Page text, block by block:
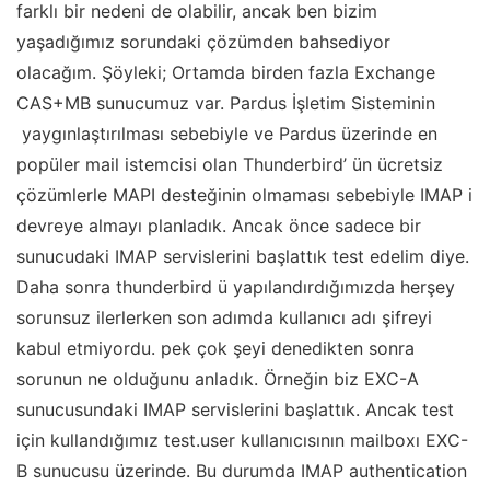
farklı bir nedeni de olabilir, ancak ben bizim
yaşadığımız sorundaki çözümden bahsediyor
olacağım. Şöyleki; Ortamda birden fazla Exchange
CAS+MB sunucumuz var. Pardus İşletim Sisteminin
yaygınlaştırılması sebebiyle ve Pardus üzerinde en
popüler mail istemcisi olan Thunderbird’ ün ücretsiz
çözümlerle MAPI desteğinin olmaması sebebiyle IMAP i
devreye almayı planladık. Ancak önce sadece bir
sunucudaki IMAP servislerini başlattık test edelim diye.
Daha sonra thunderbird ü yapılandırdığımızda herşey
sorunsuz ilerlerken son adımda kullanıcı adı şifreyi
kabul etmiyordu. pek çok şeyi denedikten sonra
sorunun ne olduğunu anladık. Örneğin biz EXC-A
sunucusundaki IMAP servislerini başlattık. Ancak test
için kullandığımız test.user kullanıcısının mailboxı EXC-
B sunucusu üzerinde. Bu durumda IMAP authentication